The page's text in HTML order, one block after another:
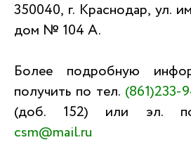
350040, г. Краснодар, ул.
дом № 104 А.
Более подробную
получить по тел. (861)233-
(доб. 152) или эл.
csm@mail.ru